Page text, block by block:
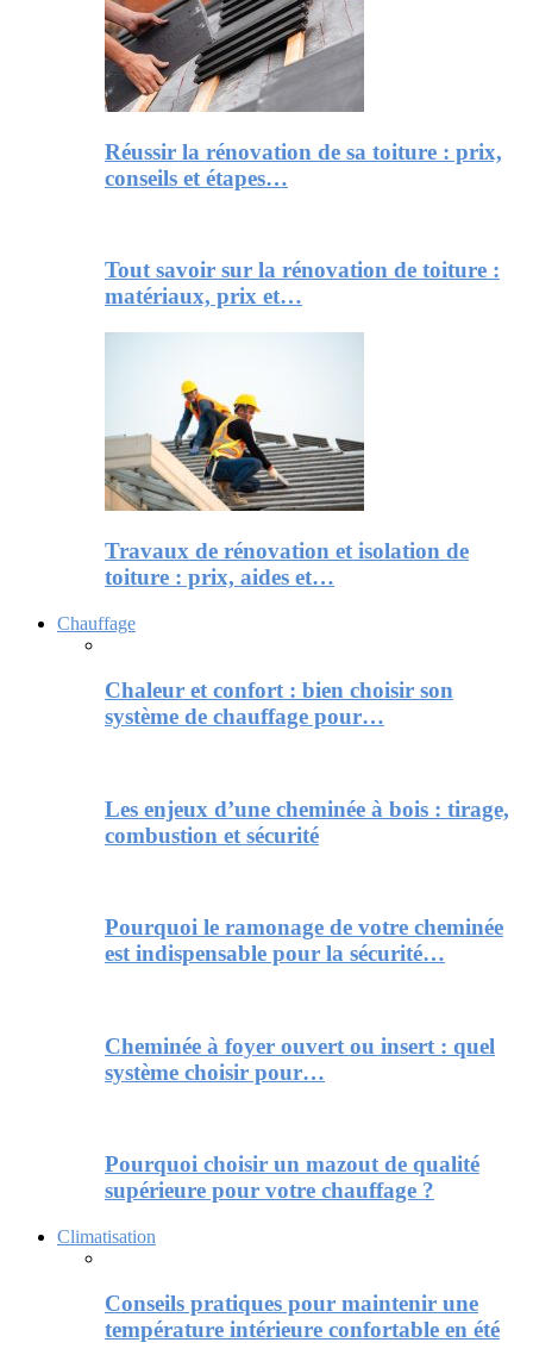
Réussir la rénovation de sa toiture : prix,
conseils et étapes…
Tout savoir sur la rénovation de toiture :
matériaux, prix et…
Travaux de rénovation et isolation de
toiture : prix, aides et…
Chauffage
Chaleur et confort : bien choisir son
système de chauffage pour…
Les enjeux d’une cheminée à bois : tirage,
combustion et sécurité
Pourquoi le ramonage de votre cheminée
est indispensable pour la sécurité…
Cheminée à foyer ouvert ou insert : quel
système choisir pour…
Pourquoi choisir un mazout de qualité
supérieure pour votre chauffage ?
Climatisation
Conseils pratiques pour maintenir une
température intérieure confortable en été